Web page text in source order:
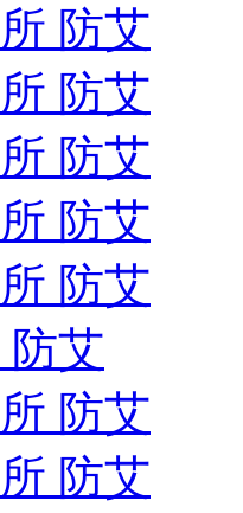
防艾
防艾
防艾
防艾
防艾
防艾
防艾
防艾